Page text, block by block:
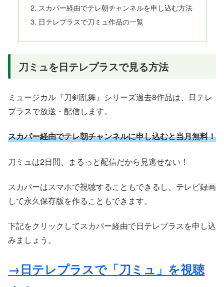
スカパー経由でテレ朝チャンネルを申し込む方法
日テレプラスで刀ミュ作品の一覧
刀ミュを日テレプラスで見る方法
ミュージカル『刀剣乱舞』シリーズ過去8作品は、日テレ
プラスで放送・配信します。
スカパー経由でテレ朝チャンネルに申し込むと当月無料！
刀ミュは2日間、まるっと配信だから見逃せない！
スカパーはスマホで視聴することもできるし、テレビ録画
して永久保存版を作ることもできます。
下記をクリックしてスカパー経由で日テレプラスを申し込
みましょう。
→日テレプラスで「刀ミュ」を視聴